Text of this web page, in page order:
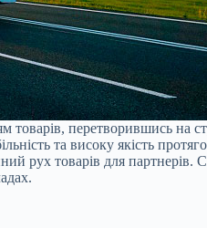
товарів, перетворившись на
та високу якість
рух товарів для партнерів.